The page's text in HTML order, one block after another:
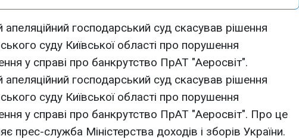
апеляційний господарський суд скасував рішення
суду Київської області про порушення
у справі про банкрутство ПрАТ "Аеросвіт".
апеляційний господарський суд скасував рішення
суду Київської області про порушення
у справі про банкрутство ПрАТ "Аеросвіт". Про це
прес-служба Міністерства доходів і зборів України.